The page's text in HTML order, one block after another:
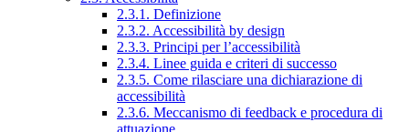
2.3.1. Definizione
2.3.2. Accessibilità by design
2.3.3. Principi per l’accessibilità
2.3.4. Linee guida e criteri di successo
2.3.5. Come rilasciare una dichiarazione di
accessibilità
2.3.6. Meccanismo di feedback e procedura di
attuazione